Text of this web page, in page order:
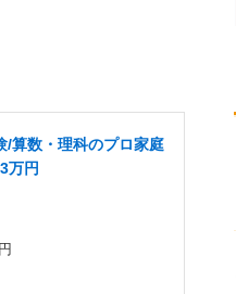
/算数・理科のプロ家庭
万円